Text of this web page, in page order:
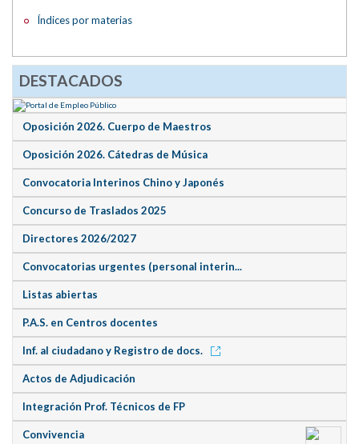
Índices por materias
DESTACADOS
Oposición 2026. Cuerpo de Maestros
Oposición 2026. Cátedras de Música
Convocatoria Interinos Chino y Japonés
Concurso de Traslados 2025
Directores 2026/2027
Convocatorias urgentes (personal interin...
Listas abiertas
P.A.S. en Centros docentes
Inf. al ciudadano y Registro de docs.
Actos de Adjudicación
Integración Prof. Técnicos de FP
Convivencia